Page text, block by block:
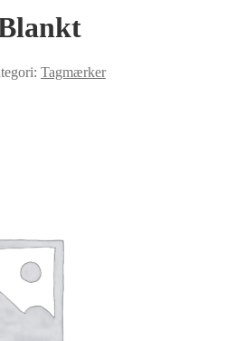
Tagmærker